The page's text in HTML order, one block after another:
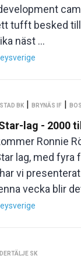
tufft besked
näst ...
BK | BRYNÄS IF |
lag - 2000
Ronnie
lag, med fyra
vi
vecka blir
SK